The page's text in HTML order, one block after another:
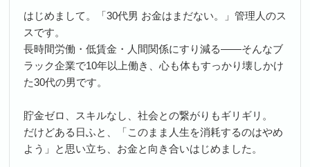
はじめまして。「30代男 お金はまだない。」管理人のス
スです。
長時間労働・低賃金・人間関係にすり減る――そんなブ
ラック企業で10年以上働き、心も体もすっかり壊しかけ
た30代の男です。
貯金ゼロ、スキルなし、社会との繋がりもギリギリ。
だけどある日ふと、「このまま人生を消耗するのはやめ
よう」と思い立ち、お金と向き合いはじめました。